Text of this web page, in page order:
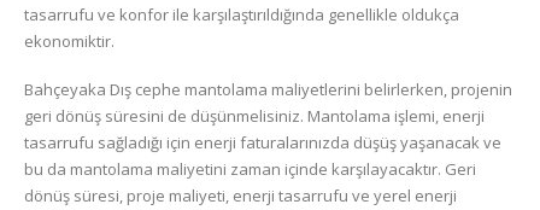
tasarrufu ve konfor ile karşılaştırıldığında genellikle oldukça
ekonomiktir.
Bahçeyaka Dış cephe mantolama maliyetlerini belirlerken, projenin
geri dönüş süresini de düşünmelisiniz. Mantolama işlemi, enerji
tasarrufu sağladığı için enerji faturalarınızda düşüş yaşanacak ve
bu da mantolama maliyetini zaman içinde karşılayacaktır. Geri
dönüş süresi, proje maliyeti, enerji tasarrufu ve yerel enerji